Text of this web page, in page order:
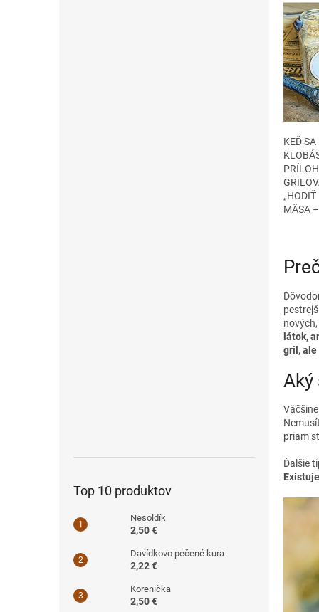
Top 10 produktov
Nesoldík
2,50 €
Davídkovo pečené kura
2,22 €
Korenička
2,50 €
KEĎ
MÄSA
látok,
gril, ale
Aký
priam
Ďalšie